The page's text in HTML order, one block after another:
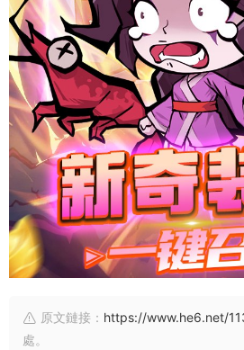
原文鏈接： https://www.he6.net/
處。